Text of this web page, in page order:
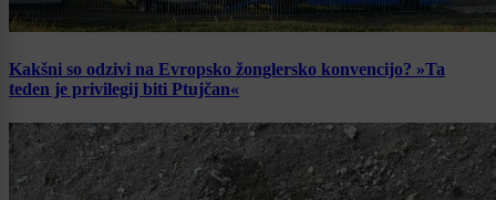
Kakšni so odzivi na Evropsko žonglersko konvencijo? »Ta
teden je privilegij biti Ptujčan«